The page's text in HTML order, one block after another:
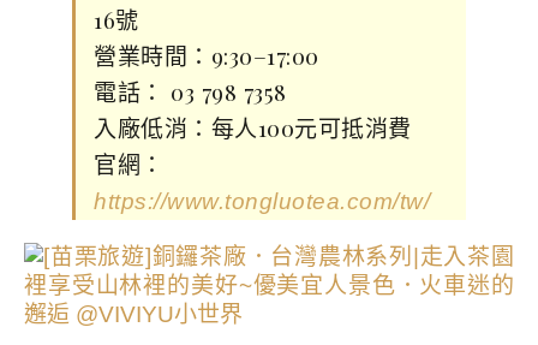
16號
營業時間：9:30–17:00
電話： 03 798 7358
入廠低消：每人100元可抵消費
官網：
https://www.tongluotea.com/tw/